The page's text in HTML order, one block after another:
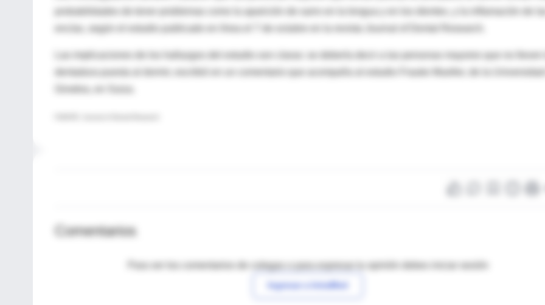
probabilidades de tener problemas como la aparición de sarro en la lengua y en los dientes, y la inflamación de las
encías, según el estudio publicado en línea el 7 de octubre en la revista Journal of Dental Research.
Las implicaciones de los hallazgos del estudio son claras: se debería decir a las personas mayores que no lleven
Comentarios
Para ver los comentarios de colegas o para expresar tu opinión debes iniciar sesión
Ingresar a IntraMed